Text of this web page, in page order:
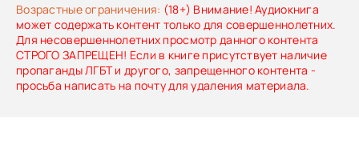
Возрастные ограничения: (18+) Внимание! Аудиокнига
может содержать контент только для совершеннолетних.
Для несовершеннолетних просмотр данного контента
СТРОГО ЗАПРЕЩЕН! Если в книге присутствует наличие
пропаганды ЛГБТ и другого, запрещенного контента -
просьба написать на почту для удаления материала.